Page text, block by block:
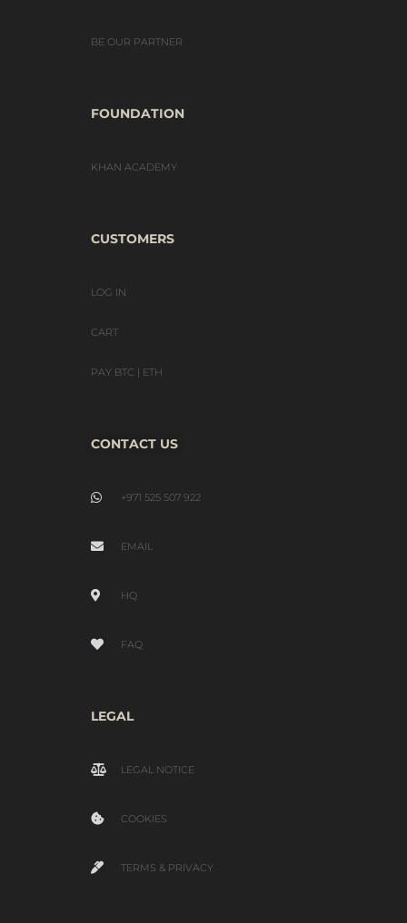
BE OUR PARTNER
FOUNDATION
KHAN ACADEMY
CUSTOMERS
LOG IN
CART
PAY BTC | ETH
CONTACT US
+971 525 507 922
EMAIL
HQ
FAQ
LEGAL
LEGAL NOTICE
COOKIES
TERMS & PRIVACY